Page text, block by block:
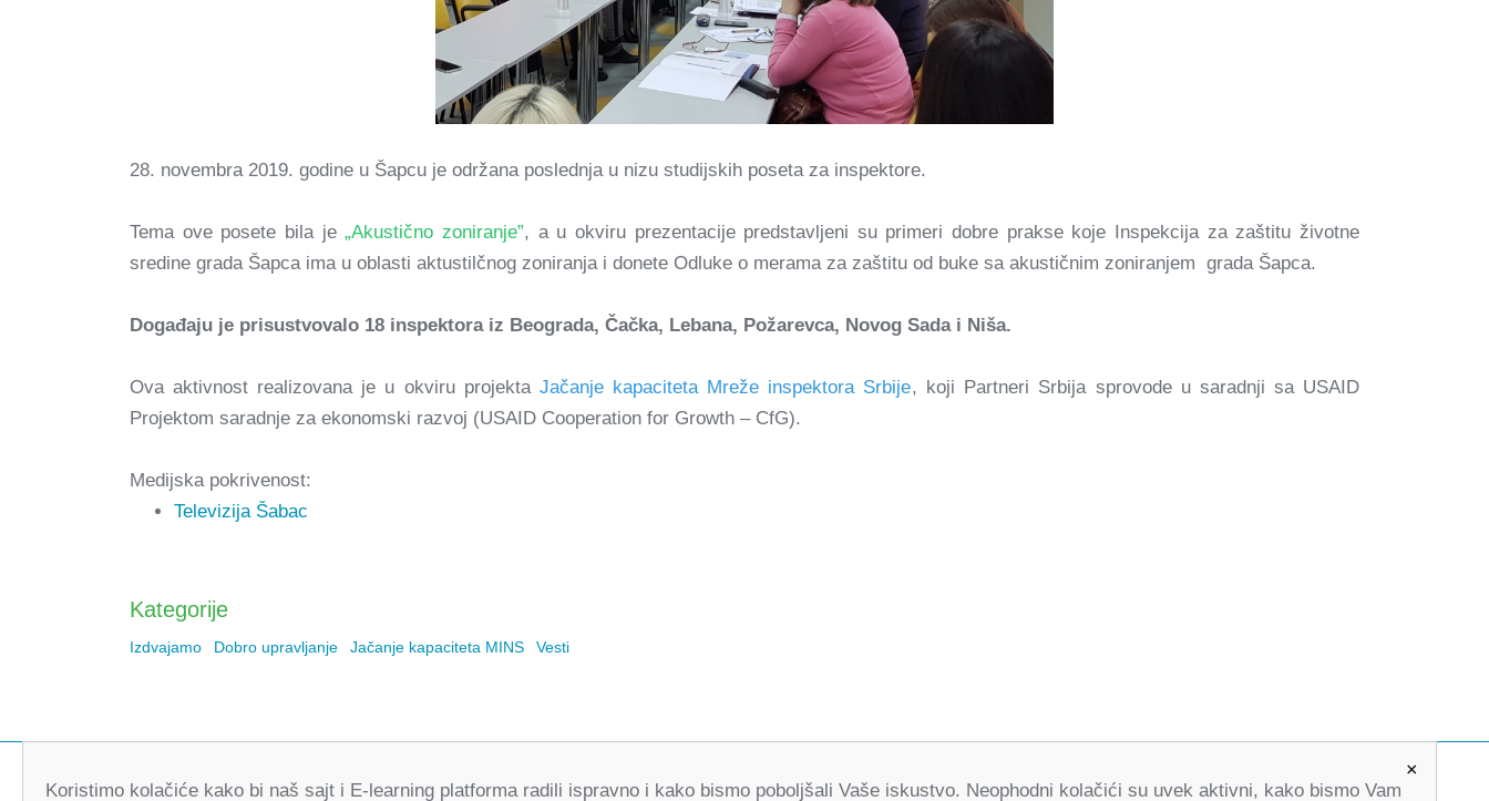
28. novembra 2019. godine u Šapcu je održana poslednja u nizu studijskih poseta za inspektore.
Tema ove posete bila je„Akustično zoniranje”, a u okviru prezentacije predstavljeni su primeri dobre prakse koje Inspekcija za zaštitu životne
sredine grada Šapca ima u oblasti aktustilčnog zoniranja i donete Odluke o merama za zaštitu od buke sa akustičnim zoniranjem grada Šapca.
Događaju je prisustvovalo 18 inspektora iz Beograda, Čačka, Lebana, Požarevca, Novog Sada i Niša.
Ova aktivnost realizovana je u okviru projekta Jačanje kapaciteta Mreže inspektora Srbije, koji Partneri Srbija sprovode u saradnji sa USAID
Projektom saradnje za ekonomski razvoj (USAID Cooperation for Growth – CfG).
Medijska pokrivenost:
Televizija Šabac
Kategorije
Izdvajamo Dobro upravljanje Jačanje kapaciteta MINS Vesti
×
Koristimo kolačiće kako bi naš sajt i E-learning platforma radili ispravno i kako bismo poboljšali Vaše iskustvo. Neophodni kolačići su uvek aktivni, kako bismo Vam